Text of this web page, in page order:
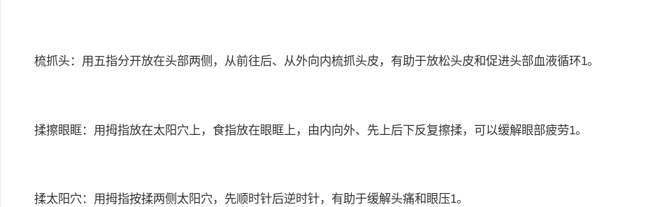
梳抓头：用五指分开放在头部两侧，从前往后、从外向内梳抓头皮，有助于放松头皮和促进头部血液循环1。
揉擦眼眶：用拇指放在太阳穴上，食指放在眼眶上，由内向外、先上后下反复擦揉，可以缓解眼部疲劳1。
揉太阳穴：用拇指按揉两侧太阳穴，先顺时针后逆时针，有助于缓解头痛和眼压1。